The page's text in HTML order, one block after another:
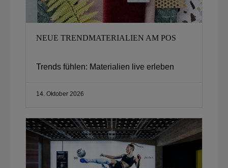
NEUE TRENDMATERIALIEN AM POS
Trends fühlen: Materialien live erleben
14. Oktober 2026